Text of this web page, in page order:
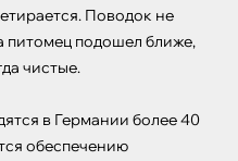
Поводок не
питомец подошел ближе,
чистые.
в Германии более 40
обеспечению